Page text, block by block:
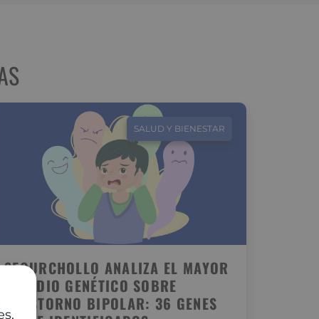
SALUD Y BIENESTAR
SEGURCHOLLO ANALIZA EL MAYOR
ESTUDIO GENÉTICO SOBRE
TRASTORNO BIPOLAR: 36 GENES